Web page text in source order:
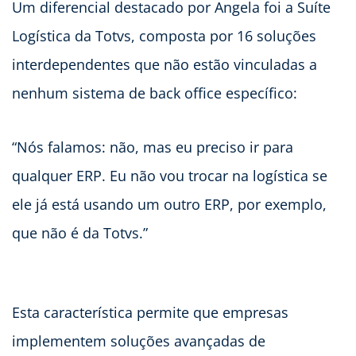
Um diferencial destacado por Angela foi a Suíte
Logística da Totvs, composta por 16 soluções
interdependentes que não estão vinculadas a
nenhum sistema de back office específico:
“Nós falamos: não, mas eu preciso ir para
qualquer ERP. Eu não vou trocar na logística se
ele já está usando um outro ERP, por exemplo,
que não é da Totvs.”
Esta característica permite que empresas
implementem soluções avançadas de